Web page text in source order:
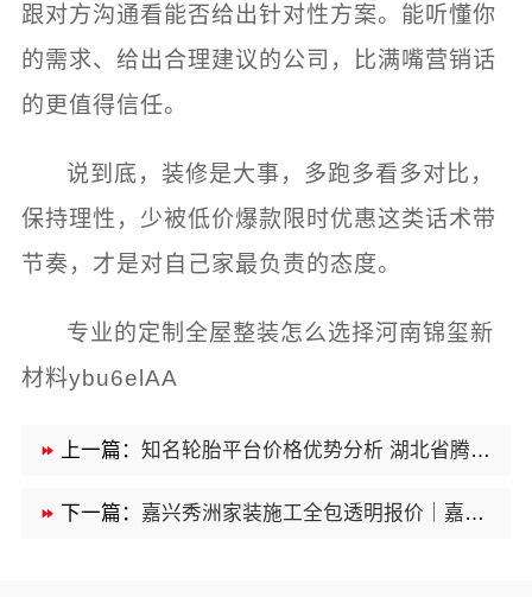
跟对方沟通看能否给出针对性方案。能听懂你
的需求、给出合理建议的公司，比满嘴营销话
的更值得信任。
说到底，装修是大事，多跑多看多对比，
保持理性，少被低价爆款限时优惠这类话术带
节奏，才是对自己家最负责的态度。
专业的定制全屋整装怎么选择河南锦玺新
材料ybu6elAA
上一篇： 知名轮胎平台价格优势分析 湖北省腾冠畅实业贸易有限公司
下一篇： 嘉兴秀洲家装施工全包透明报价｜嘉兴美派建材闭口合同